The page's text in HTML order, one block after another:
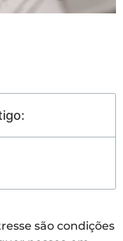
são condições